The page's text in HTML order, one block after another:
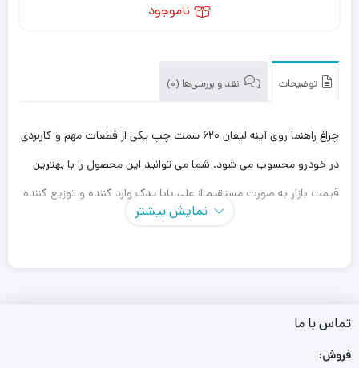
ناموجود
توضیحات نقد و بررسی‌ها (0)
چراغ راهنما روی آینه لیفان ۶۲۰ سمت چپ یکی از قطعات مهم و کاربردی
در خودرو محسوب می شود. شما می توانید این محصول را با بهترین
قیمت بازار به صورت مستقیم از علی بابا یدک وارد کننده و توزیع کننده
، با بهترین قیمت خریداری کنید. توجه داشته باشید
چپ سایر
نمایش بیشتر
تماس با ما
فروش: